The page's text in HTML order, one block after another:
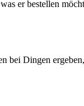
er bestellen
Dingen